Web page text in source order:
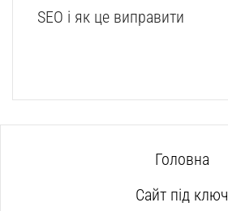
SEO і як це виправити
Головна
Сайт під ключ